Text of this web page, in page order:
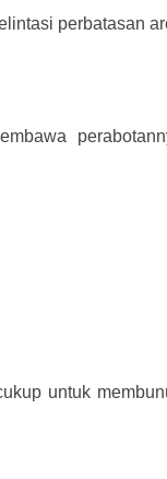
perbatasan
untuk